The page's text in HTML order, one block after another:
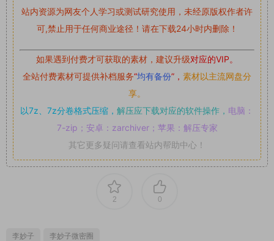
站内资源为网友个人学习或测试研究使用，未经原版权作者许
可,禁止用于任何商业途径！请在下载24小时内删除！
如果遇到付费才可获取的素材，建议升级对应的VIP。
全站付费素材可提供补档服务“均有备份”， 素材以主流网盘分
享。
以7z、7z分卷格式压缩， 解压应下载对应的软件操作， 电脑：
7-zip；安卓：zarchiver；苹果：解压专家
其它更多疑问请查看站内帮助中心！
2 0
李妙子 李妙子微密圈